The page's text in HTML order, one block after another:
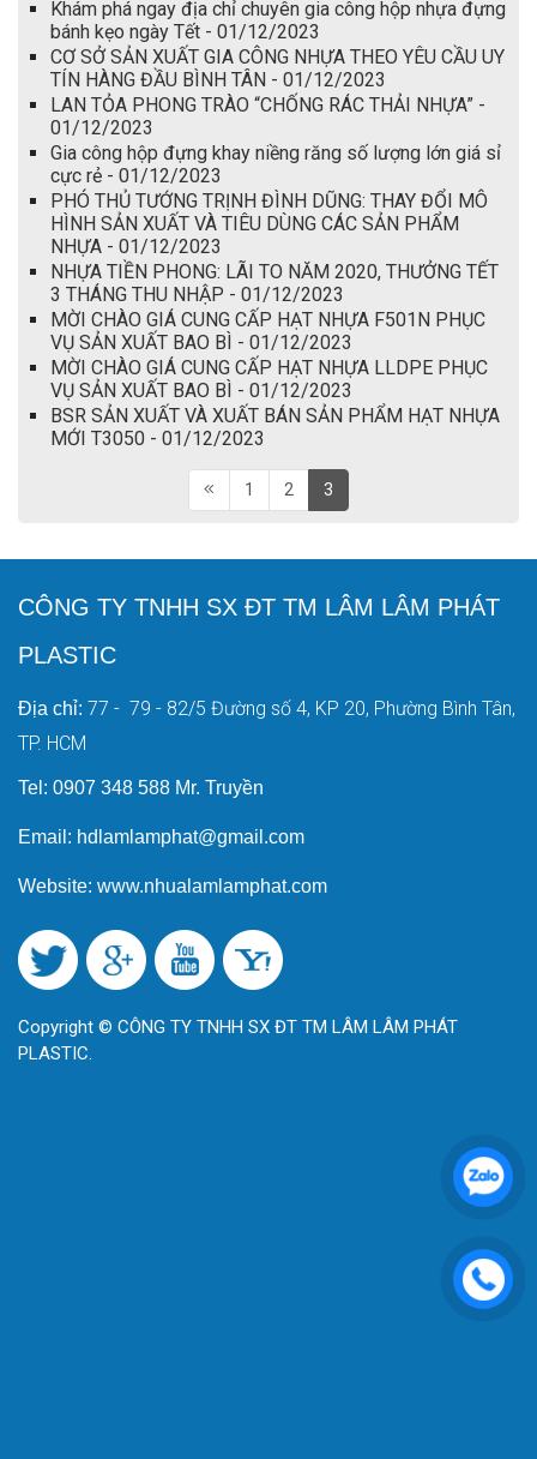
Khám phá ngay địa chỉ chuyên gia công hộp nhựa đựng
bánh kẹo ngày Tết - 01/12/2023
CƠ SỞ SẢN XUẤT GIA CÔNG NHỰA THEO YÊU CẦU UY
TÍN HÀNG ĐẦU BÌNH TÂN - 01/12/2023
LAN TỎA PHONG TRÀO “CHỐNG RÁC THẢI NHỰA” -
01/12/2023
Gia công hộp đựng khay niềng răng số lượng lớn giá sỉ
cực rẻ - 01/12/2023
PHÓ THỦ TƯỚNG TRỊNH ĐÌNH DŨNG: THAY ĐỔI MÔ
HÌNH SẢN XUẤT VÀ TIÊU DÙNG CÁC SẢN PHẨM
NHỰA - 01/12/2023
NHỰA TIỀN PHONG: LÃI TO NĂM 2020, THƯỞNG TẾT
3 THÁNG THU NHẬP - 01/12/2023
MỜI CHÀO GIÁ CUNG CẤP HẠT NHỰA F501N PHỤC
VỤ SẢN XUẤT BAO BÌ - 01/12/2023
MỜI CHÀO GIÁ CUNG CẤP HẠT NHỰA LLDPE PHỤC
VỤ SẢN XUẤT BAO BÌ - 01/12/2023
BSR SẢN XUẤT VÀ XUẤT BÁN SẢN PHẨM HẠT NHỰA
MỚI T3050 - 01/12/2023
1 2 3
CÔNG TY TNHH SX ĐT TM LÂM LÂM PHÁT
PLASTIC
Địa chỉ: 77 - 79 - 82/5 Đường số 4, KP 20, Phường Bình Tân,
TP. HCM
Tel: 0907 348 588 Mr. Truyền
Email: hdlamlamphat@gmail.com
Website: www.nhualamlamphat.com
Copyright © CÔNG TY TNHH SX ĐT TM LÂM LÂM PHÁT
PLASTIC.